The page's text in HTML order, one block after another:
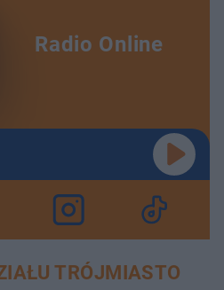
Radio Online
TRÓJMIASTO